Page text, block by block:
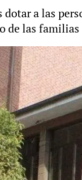
dotar a las
de las familias